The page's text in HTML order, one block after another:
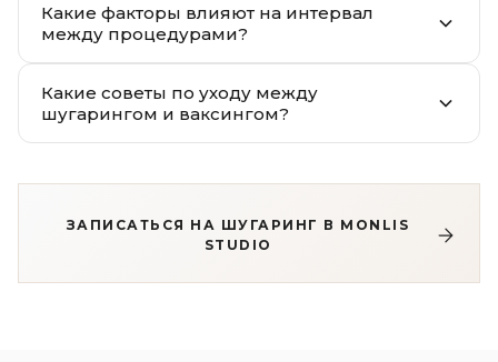
Какие факторы влияют на интервал
между процедурами?
Какие советы по уходу между
шугарингом и ваксингом?
ЗАПИСАТЬСЯ НА ШУГАРИНГ В MONLIS
STUDIO